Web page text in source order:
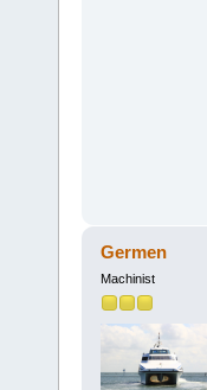
Germen
Machinist